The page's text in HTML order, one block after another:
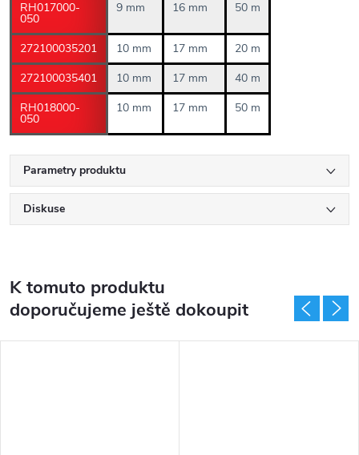
RH017000-
050
9 mm 16 mm 50 m
272100035201 10 mm 17 mm
20 m
272100035401
10 mm 17 mm
40 m
RH018000-
050
10 mm 17 mm 50 m
Parametry produktu
Diskuse
K tomuto produktu
doporučujeme ještě dokoupit